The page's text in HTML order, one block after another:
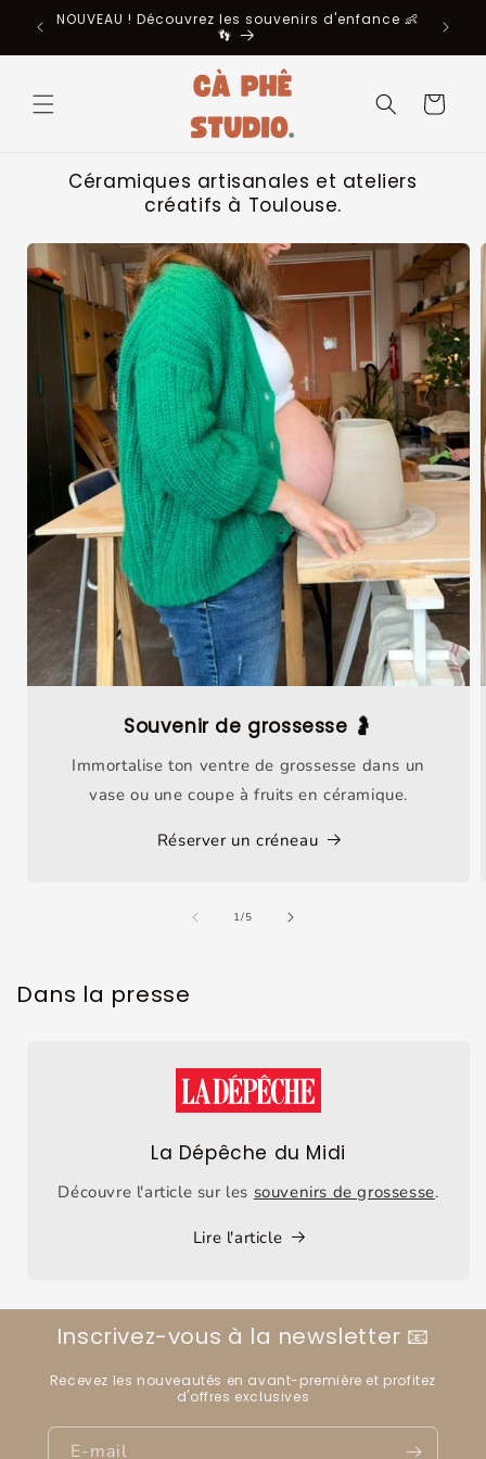
passer
contenu
NOUVEAU ! Découvrez les souvenirs d'enfance 👶
👣
Panier
Céramiques artisanales et ateliers
créatifs à Toulouse.
Souvenir de grossesse 🤰
Immortalise ton ventre de grossesse dans un
vase ou une coupe à fruits en céramique.
Réserver un créneau
1/de
5
Dans la presse
La Dépêche du Midi
Découvre l'article sur les souvenirs de grossesse.
Lire l'article
Inscrivez-vous à la newsletter 📧
Recevez les nouveautés en avant-première et profitez
d'offres exclusives
E-mail